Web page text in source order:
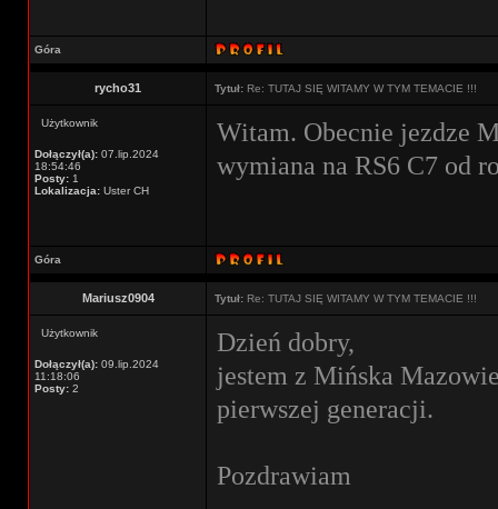
Góra
rycho31 Tytuł: Re: TUTAJ SIĘ WITAMY W TYM TEMACIE !!!
Użytkownik
Dołączył(a): 07.lip.2024
18:54:46
Posty: 1
Lokalizacja: Uster CH
Witam. Obecnie jezdze
wymiana na RS6 C7 od
Góra
Mariusz0904 Tytuł: Re: TUTAJ SIĘ WITAMY W TYM TEMACIE !!!
Użytkownik
Dołączył(a): 09.lip.2024
11:18:06
Posty: 2
Dzień dobry,
jestem z Mińska
pierwszej generacji.
Pozdrawiam